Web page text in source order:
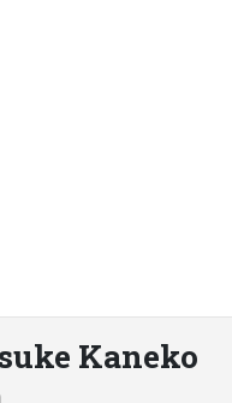
Kaneko